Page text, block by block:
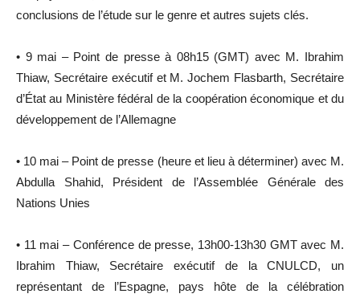
conclusions de l’étude sur le genre et autres sujets clés.
• 9 mai – Point de presse à 08h15 (GMT) avec M. Ibrahim
Thiaw, Secrétaire exécutif et M. Jochem Flasbarth, Secrétaire
d’État au Ministère fédéral de la coopération économique et du
développement de l’Allemagne
• 10 mai – Point de presse (heure et lieu à déterminer) avec M.
Abdulla Shahid, Président de l’Assemblée Générale des
Nations Unies
• 11 mai – Conférence de presse, 13h00-13h30 GMT avec M.
Ibrahim Thiaw, Secrétaire exécutif de la CNULCD, un
représentant de l’Espagne, pays hôte de la célébration